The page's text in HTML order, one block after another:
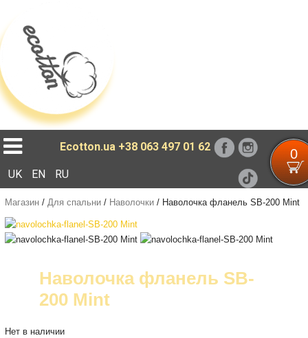
Ecotton.ua +38 063 497 01 62 0
UK EN RU
Магазин/ Для спальни/ Наволочки/ Наволочка фланель SB-200 Mint
Наволочка фланель SB-
200 Mint
Нет в наличии